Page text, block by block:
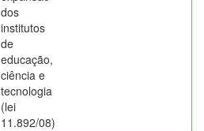
dos
institutos
de
educação,
ciência e
tecnologia
(lei
11.892/08)